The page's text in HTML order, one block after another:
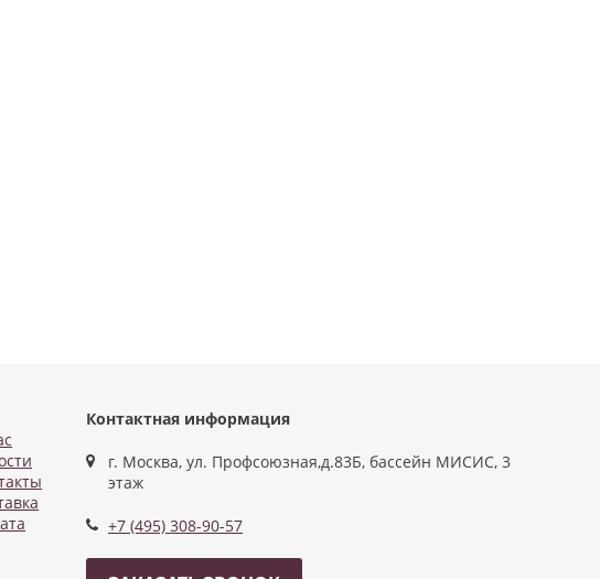
Контактная информация
г. Москва, ул. Профсоюзная,д.83Б, бассейн МИСИС, 3
этаж
+7 (495) 308-90-57